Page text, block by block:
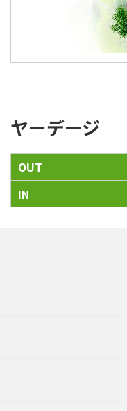
ヤーデージ
OUT
IN